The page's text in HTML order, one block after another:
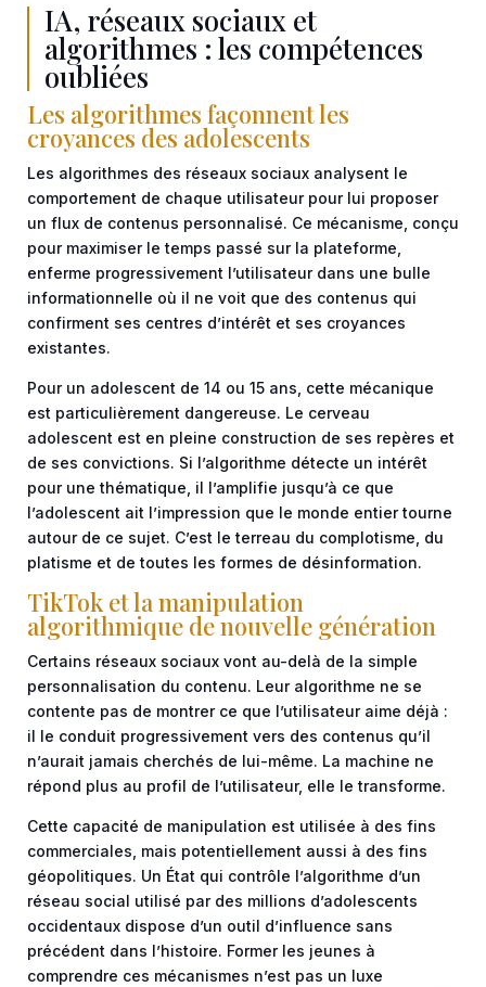
IA, réseaux sociaux et
algorithmes : les compétences
oubliées
Les algorithmes façonnent les
croyances des adolescents
Les algorithmes des réseaux sociaux analysent le
comportement de chaque utilisateur pour lui proposer
un flux de contenus personnalisé. Ce mécanisme, conçu
pour maximiser le temps passé sur la plateforme,
enferme progressivement l’utilisateur dans une bulle
informationnelle où il ne voit que des contenus qui
confirment ses centres d’intérêt et ses croyances
existantes.
Pour un adolescent de 14 ou 15 ans, cette mécanique
est particulièrement dangereuse. Le cerveau
adolescent est en pleine construction de ses repères et
de ses convictions. Si l’algorithme détecte un intérêt
pour une thématique, il l’amplifie jusqu’à ce que
l’adolescent ait l’impression que le monde entier tourne
autour de ce sujet. C’est le terreau du complotisme, du
platisme et de toutes les formes de désinformation.
TikTok et la manipulation
algorithmique de nouvelle génération
Certains réseaux sociaux vont au-delà de la simple
personnalisation du contenu. Leur algorithme ne se
contente pas de montrer ce que l’utilisateur aime déjà :
il le conduit progressivement vers des contenus qu’il
n’aurait jamais cherchés de lui-même. La machine ne
répond plus au profil de l’utilisateur, elle le transforme.
Cette capacité de manipulation est utilisée à des fins
commerciales, mais potentiellement aussi à des fins
géopolitiques. Un État qui contrôle l’algorithme d’un
réseau social utilisé par des millions d’adolescents
occidentaux dispose d’un outil d’influence sans
précédent dans l’histoire. Former les jeunes à
comprendre ces mécanismes n’est pas un luxe